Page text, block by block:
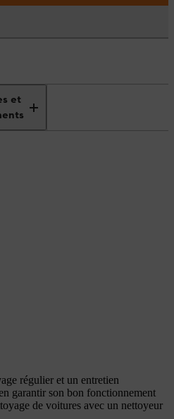
et
régulier et un entretien
garantir son bon fonctionnement
de voitures avec un nettoyeur